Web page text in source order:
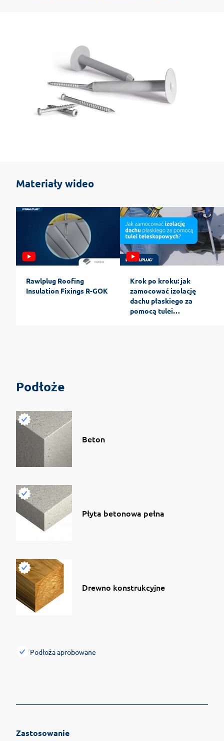
Materiały wideo
Rawlplug Roofing
Insulation Fixings R-GOK
Krok po kroku: jak
zamocować izolację
dachu płaskiego za
pomocą tulei
Podłoże
Beton
Płyta betonowa pełna
Drewno konstrukcyjne
Podłoża aprobowane
Zastosowanie